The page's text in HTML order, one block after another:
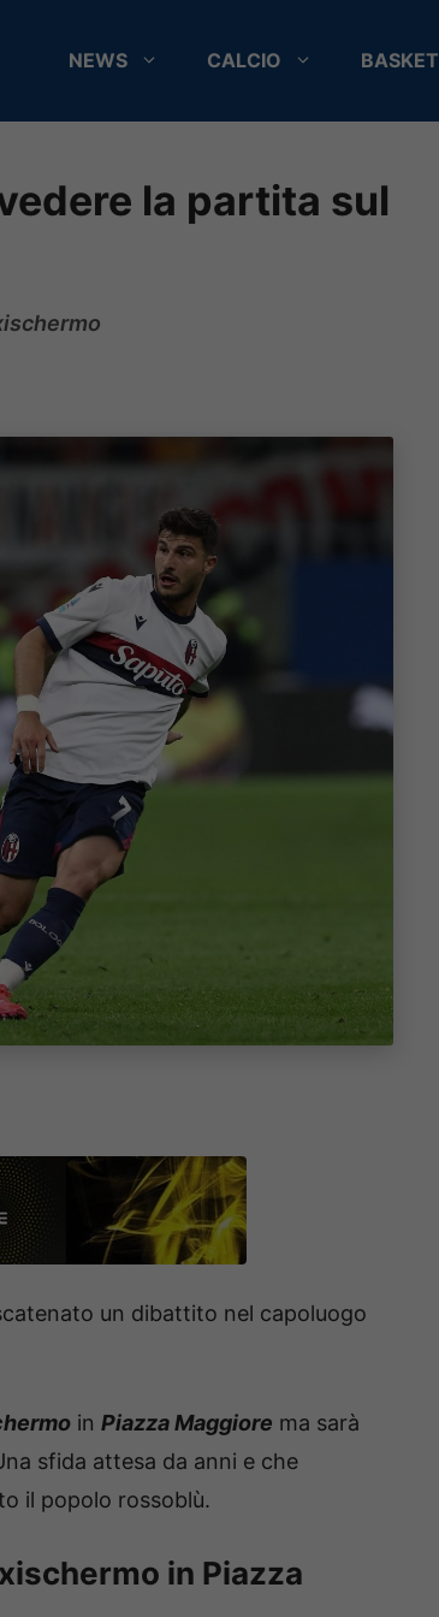
NEWS CALCIO BASKET
la partita sul
un dibattito nel capoluogo
in Piazza Maggiore ma sarà
sfida attesa da anni e che
il popolo rossoblù.
in Piazza